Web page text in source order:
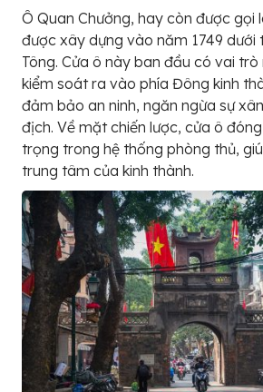
Ô Quan Chưởng, hay còn được gọi
được xây dựng vào năm 1749 dưới
Tông. Cửa ô này ban đầu có vai
kiểm soát ra vào phía Đông kinh
đảm bảo an ninh, ngăn ngừa sự
địch. Về mặt chiến lược, cửa ô
trọng trong hệ thống phòng thủ,
trung tâm của kinh thành.